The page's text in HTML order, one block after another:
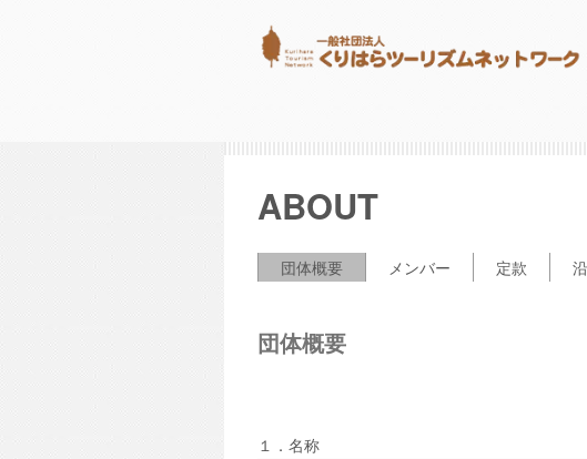
ABOUT
団体概要 メンバー 定款
団体概要
１．名称